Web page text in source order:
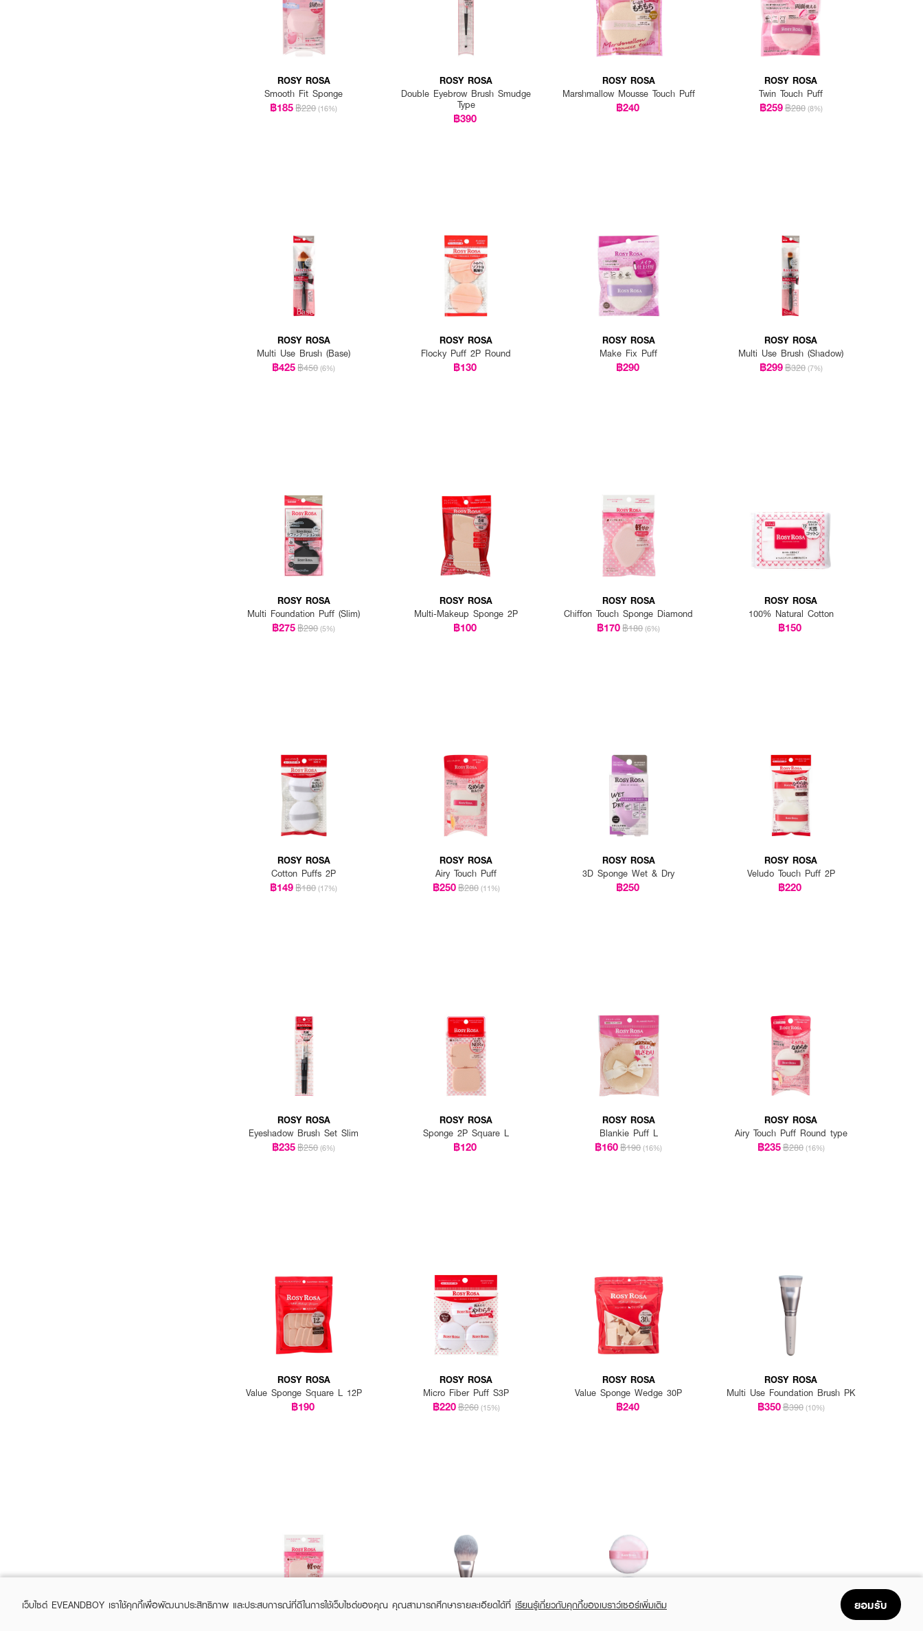
ROSY ROSA
Smooth Fit Sponge
฿185฿220 (16%)
ROSY ROSA
Double Eyebrow Brush Smudge
Type
฿390
ROSY ROSA
Marshmallow Mousse Touch Puff
฿240
ROSY ROSA
Twin Touch Puff
฿259฿280 (8%)
ROSY ROSA
Multi Use Brush (Base)
฿425฿450 (6%)
ROSY ROSA
Flocky Puff 2P Round
฿130
ROSY ROSA
Make Fix Puff
฿290
ROSY ROSA
Multi Use Brush (Shadow)
฿299฿320 (7%)
ROSY ROSA
Multi Foundation Puff (Slim)
฿275฿290 (5%)
ROSY ROSA
Multi-Makeup Sponge 2P
฿100
ROSY ROSA
Chiffon Touch Sponge Diamond
฿170฿180 (6%)
ROSY ROSA
100% Natural Cotton
฿150
ROSY ROSA
Cotton Puffs 2P
฿149฿180 (17%)
ROSY ROSA
Airy Touch Puff
฿250฿280 (11%)
ROSY ROSA
3D Sponge Wet & Dry
฿250
ROSY ROSA
Veludo Touch Puff 2P
฿220
ROSY ROSA
Eyeshadow Brush Set Slim
฿235฿250 (6%)
ROSY ROSA
Sponge 2P Square L
฿120
ROSY ROSA
Blankie Puff L
฿160฿190 (16%)
ROSY ROSA
Airy Touch Puff Round type
฿235฿280 (16%)
ROSY ROSA
Value Sponge Square L 12P
฿190
ROSY ROSA
Micro Fiber Puff S3P
฿220฿260 (15%)
ROSY ROSA
Value Sponge Wedge 30P
฿240
ROSY ROSA
Multi Use Foundation Brush PK
฿350฿390 (10%)
เว็บไซต์ EVEANDBOY เราใช้คุกกี้เพื่อพัฒนาประสิทธิภาพ และประสบการณ์ที่ดีในการใช้เว็บไซต์ของคุณ คุณสามารถศึกษารายละเอียดได้ที่ เรียนรู้เกี่ยวกับคุกกี้ของเบราว์เซอร์เพิ่มเติม ยอมรับ